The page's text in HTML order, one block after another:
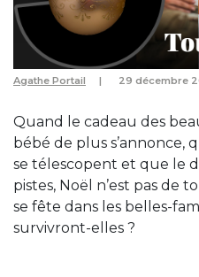
Agathe Portail 29 décembre
Quand le cadeau des
bébé de plus s’annonce,
se télescopent et que le
pistes, Noël n’est pas de
se fête dans les belles-
survivront-elles ?